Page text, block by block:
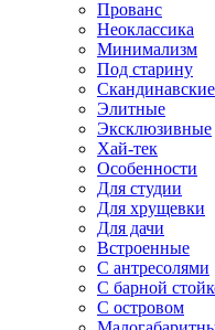
Прованс
Неоклассика
Минимализм
Под старину
Скандинавские
Элитные
Эксклюзивные
Хай-тек
Особенности
Для студии
Для хрущевки
Для дачи
Встроенные
С антресолями
С барной
С островом